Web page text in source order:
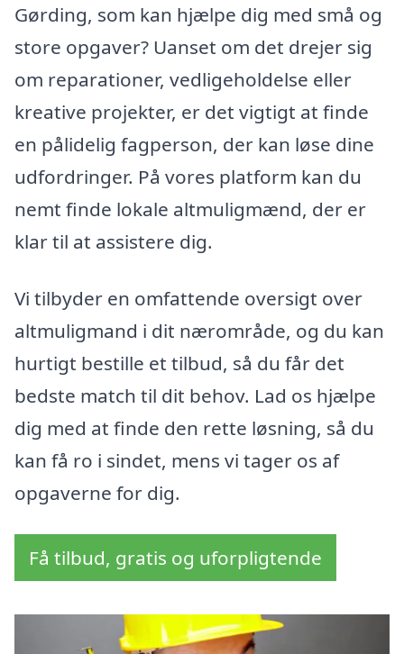
Gørding, som kan hjælpe dig med små og
store opgaver? Uanset om det drejer sig
om reparationer, vedligeholdelse eller
kreative projekter, er det vigtigt at finde
en pålidelig fagperson, der kan løse dine
udfordringer. På vores platform kan du
nemt finde lokale altmuligmænd, der er
klar til at assistere dig.
Vi tilbyder en omfattende oversigt over
altmuligmand i dit nærområde, og du kan
hurtigt bestille et tilbud, så du får det
bedste match til dit behov. Lad os hjælpe
dig med at finde den rette løsning, så du
kan få ro i sindet, mens vi tager os af
opgaverne for dig.
Få tilbud, gratis og uforpligtende